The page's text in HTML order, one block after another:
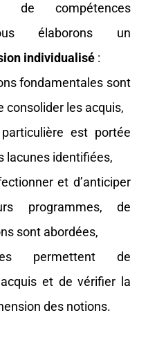
compétences
élaborons un
individualisé :
fondamentales sont
consolider les acquis,
est portée
lacunes identifiées,
et d’anticiper
programmes, de
sont abordées,
permettent de
et de vérifier la
des notions.